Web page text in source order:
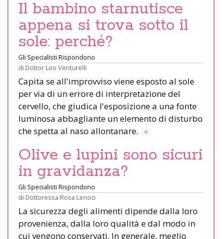
Il bambino starnutisce
appena si trova sotto il
sole: perché?
Gli Specialisti Rispondono
di Dottor Leo Venturelli
Capita se all'improvviso viene esposto al sole
per via di un errore di interpretazione del
cervello, che giudica l'esposizione a una fonte
luminosa abbagliante un elemento di disturbo
che spetta al naso allontanare. »
Olive e lupini sono sicuri
in gravidanza?
Gli Specialisti Rispondono
di Dottoressa Rosa Lenoci
La sicurezza degli alimenti dipende dalla loro
provenienza, dalla loro qualità e dal modo in
cui vengono conservati. In generale, meglio